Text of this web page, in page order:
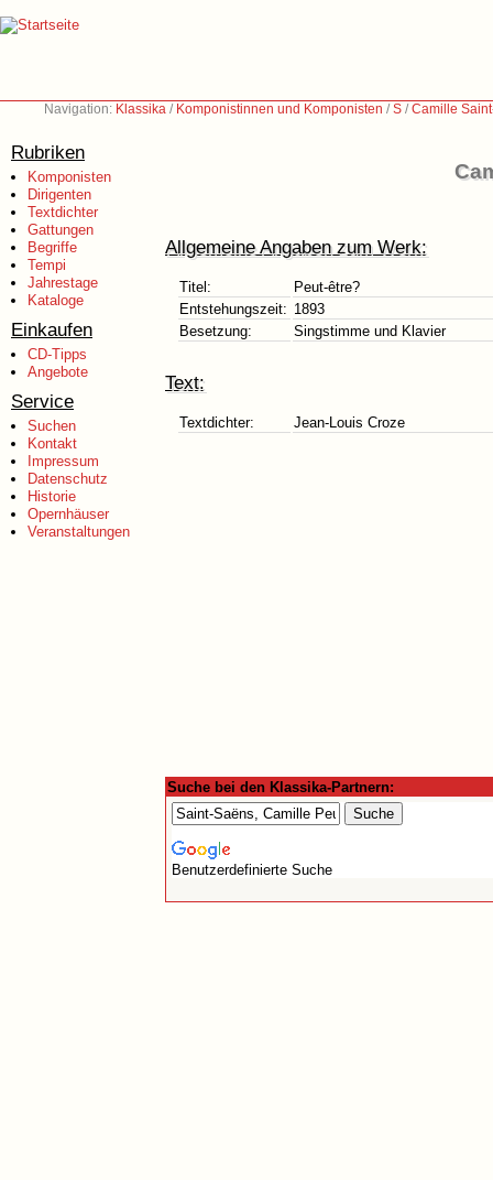
Navigation: Klassika / Komponistinnen und Komponisten /S /Camille
Rubriken
Komponisten
Dirigenten
Textdichter
Gattungen
Begriffe
Tempi
Jahrestage
Kataloge
Einkaufen
CD-Tipps
Angebote
Service
Suchen
Kontakt
Impressum
Datenschutz
Historie
Opernhäuser
Veranstaltungen
Allgemeine Angaben zum Werk:
Titel:
Peut-être?
Entstehungszeit: 1893
Besetzung:
Singstimme und Klavier
Text:
Textdichter: Jean-Louis Croze
Suche bei den Klassika-Partnern:
Benutzerdefinierte Suche